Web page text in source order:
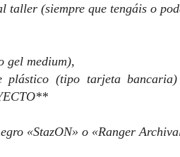
taller (siempre que tengáis o
gel medium),
plástico (tipo tarjeta
«StazON» o «Ranger